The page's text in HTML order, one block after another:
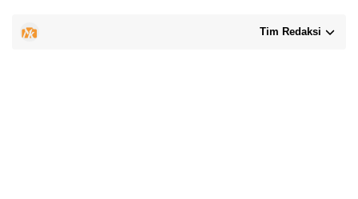
Tim Redaksi